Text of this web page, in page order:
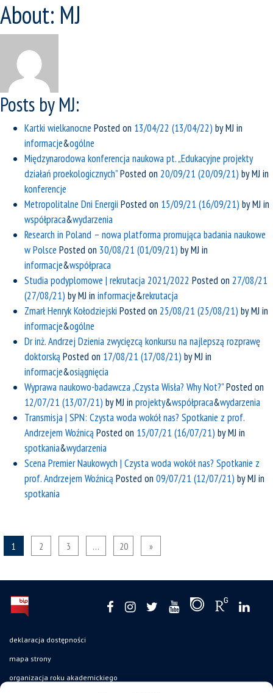
About: MJ
Posts by MJ:
Kartki wielkanocne Posted on 13/04/22 (13/04/22) byMJ in
informacje&ogólne
Międzynarodowa konferencja naukowa pt. „Edukacyjne projekty
działań proekologicznych”Posted on 20/09/21 (20/09/21) byMJ in
konferencje
Metropolitalne Dni Energii Posted on 15/09/21 (16/09/21) byMJ in
współpraca&wydarzenia
Research in Poland – nowa platforma promująca badania naukowe
w Polsce Posted on 30/08/21 (01/09/21) byMJ in
informacje&współpraca
Studia podyplomowe | rekrutacja 2021/2022 Posted on 27/08/21
(27/08/21) byMJ in informacje&rekrutacja
Zmarł Henryk Kołodziejski Posted on 25/08/21 (25/08/21) byMJ in
informacje&ogólne
Dr inż. Andrzej Dzienia zwycięzcą konkursu na najlepszą rozprawę
doktorską Posted on 17/08/21 (17/08/21) byMJ in
informacje&osiągnięcia
Wyprawa naukowo-badawcza „Czysta Wisła? Why Not?”Posted on
12/07/21 (13/07/21) byMJ in projekty&współpraca&wydarzenia
Transmisja | SPN: Czysta woda wokół nas? Spotkanie z prof.
Andrzejem Woźnicą Posted on 15/07/21 (16/07/21) byMJ in
spotkania&wydarzenia
Scena Premier Naukowych | Czysta woda wokół nas? Spotkanie z
prof. Andrzejem Woźnicą Posted on 09/07/21 (12/07/21) byMJ in
spotkania
1 2 3 … 20 »
deklaracja dostępności
mapa strony
organizacja roku akademickiego